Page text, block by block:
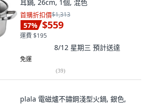
耳鍋, 26cm, 1個, 混色
首購折扣價$1,313
57% $559
運費 $195
8/12 星期三 預計送達
免運
(39)
plala 電磁爐不鏽鋼淺型火鍋, 銀色,